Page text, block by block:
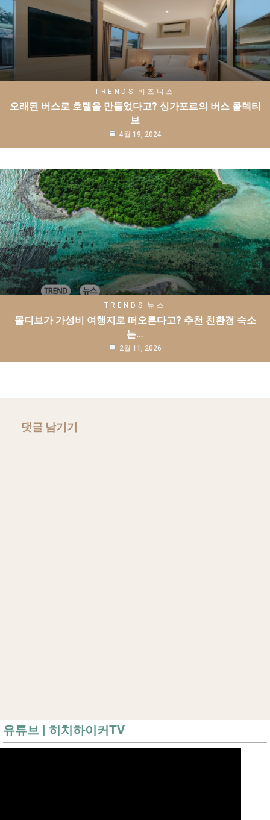
TRENDS 비즈니스
오래된 버스로 호텔을 만들었다고? 싱가포르의 버스 콜렉티
브
4월 19, 2024
TRENDS 뉴스
몰디브가 가성비 여행지로 떠오른다고? 추천 친환경 숙소
는…
2월 11, 2026
댓글 남기기
유튜브 | 히치하이커TV